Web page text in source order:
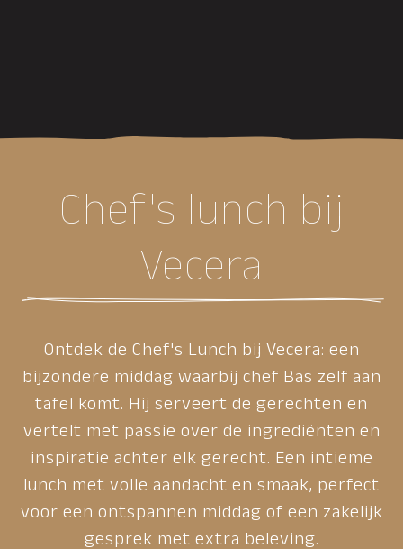
Chef's lunch bij
Vecera
Ontdek de Chef's Lunch bij Vecera: een
bijzondere middag waarbij chef Bas zelf aan
tafel komt. Hij serveert de gerechten en
vertelt met passie over de ingrediënten en
inspiratie achter elk gerecht. Een intieme
lunch met volle aandacht en smaak, perfect
voor een ontspannen middag of een zakelijk
gesprek met extra beleving.